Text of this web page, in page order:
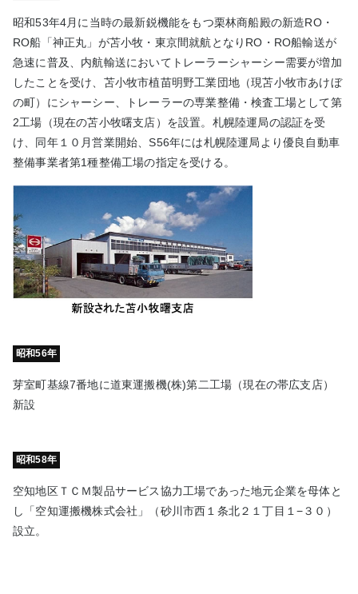
昭和53年4月に当時の最新鋭機能をもつ栗林商船殿の新造RO・
RO船「神正丸」が苫小牧・東京間就航となりRO・RO船輸送が
急速に普及、内航輸送においてトレーラーシャーシー需要が増加
したことを受け、苫小牧市植苗明野工業団地（現苫小牧市あけぼ
の町）にシャーシー、トレーラーの専業整備・検査工場として第
2工場（現在の苫小牧曙支店）を設置。札幌陸運局の認証を受
け、同年１０月営業開始、S56年には札幌陸運局より優良自動車
整備事業者第1種整備工場の指定を受ける。
昭和56年
芽室町基線7番地に道東運搬機(株)第二工場（現在の帯広支店）
新設
昭和58年
空知地区ＴＣＭ製品サービス協力工場であった地元企業を母体と
し「空知運搬機株式会社」（砂川市西１条北２１丁目１−３０）
設立。